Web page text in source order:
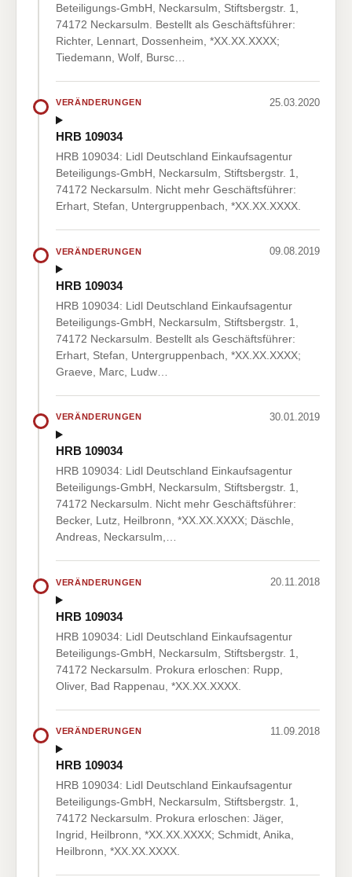
Beteiligungs-GmbH, Neckarsulm, Stiftsbergstr. 1,
74172 Neckarsulm. Bestellt als Geschäftsführer:
Richter, Lennart, Dossenheim, *XX.XX.XXXX;
Tiedemann, Wolf, Bursc…
VERÄNDERUNGEN 25.03.2020
HRB 109034
HRB 109034: Lidl Deutschland Einkaufsagentur
Beteiligungs-GmbH, Neckarsulm, Stiftsbergstr. 1,
74172 Neckarsulm. Nicht mehr Geschäftsführer:
Erhart, Stefan, Untergruppenbach, *XX.XX.XXXX.
VERÄNDERUNGEN 09.08.2019
HRB 109034
HRB 109034: Lidl Deutschland Einkaufsagentur
Beteiligungs-GmbH, Neckarsulm, Stiftsbergstr. 1,
74172 Neckarsulm. Bestellt als Geschäftsführer:
Erhart, Stefan, Untergruppenbach, *XX.XX.XXXX;
Graeve, Marc, Ludw…
VERÄNDERUNGEN 30.01.2019
HRB 109034
HRB 109034: Lidl Deutschland Einkaufsagentur
Beteiligungs-GmbH, Neckarsulm, Stiftsbergstr. 1,
74172 Neckarsulm. Nicht mehr Geschäftsführer:
Becker, Lutz, Heilbronn, *XX.XX.XXXX; Däschle,
Andreas, Neckarsulm,…
VERÄNDERUNGEN 20.11.2018
HRB 109034
HRB 109034: Lidl Deutschland Einkaufsagentur
Beteiligungs-GmbH, Neckarsulm, Stiftsbergstr. 1,
74172 Neckarsulm. Prokura erloschen: Rupp,
Oliver, Bad Rappenau, *XX.XX.XXXX.
VERÄNDERUNGEN 11.09.2018
HRB 109034
HRB 109034: Lidl Deutschland Einkaufsagentur
Beteiligungs-GmbH, Neckarsulm, Stiftsbergstr. 1,
74172 Neckarsulm. Prokura erloschen: Jäger,
Ingrid, Heilbronn, *XX.XX.XXXX; Schmidt, Anika,
Heilbronn, *XX.XX.XXXX.